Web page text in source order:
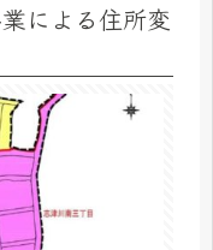
による住所変